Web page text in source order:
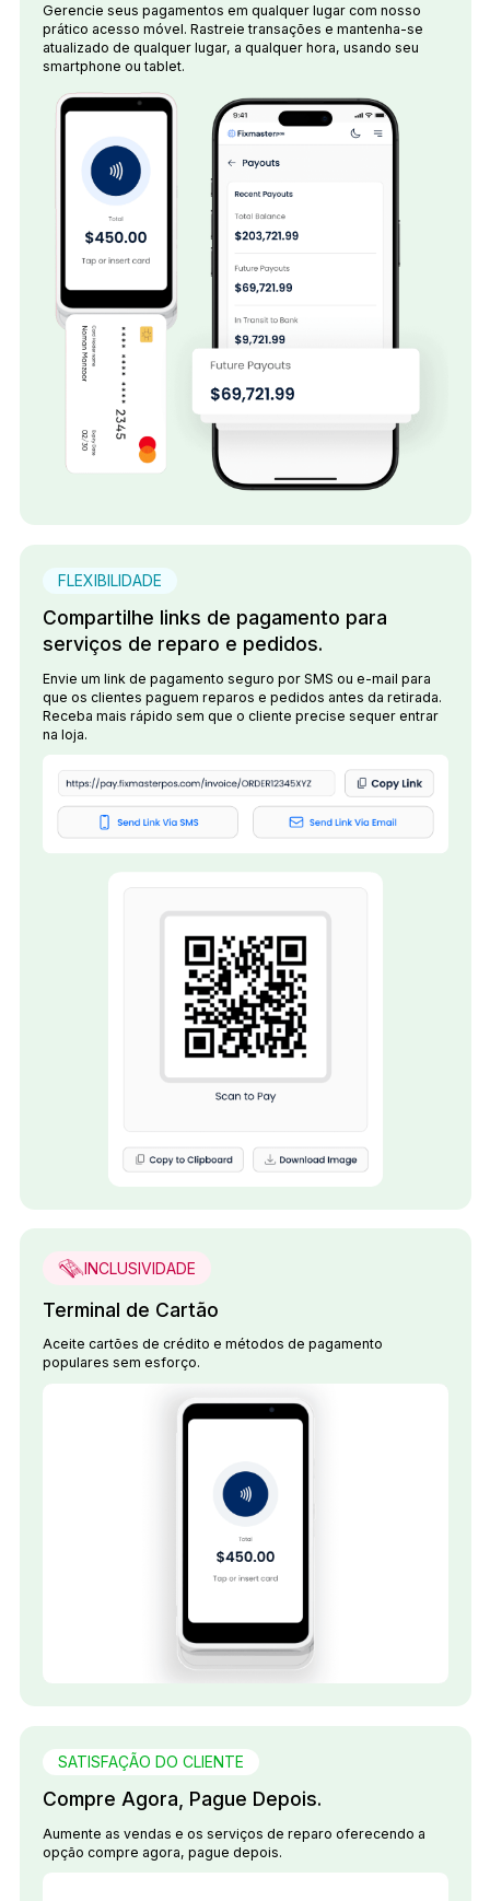
Gerencie seus pagamentos em qualquer lugar com nosso
prático acesso móvel. Rastreie transações e mantenha-se
atualizado de qualquer lugar, a qualquer hora, usando seu
smartphone ou tablet.
FLEXIBILIDADE
Compartilhe links de pagamento para
serviços de reparo e pedidos.
Envie um link de pagamento seguro por SMS ou e-mail para
que os clientes paguem reparos e pedidos antes da retirada.
Receba mais rápido sem que o cliente precise sequer entrar
na loja.
INCLUSIVIDADE
Terminal de Cartão
Aceite cartões de crédito e métodos de pagamento
populares sem esforço.
SATISFAÇÃO DO CLIENTE
Compre Agora, Pague Depois.
Aumente as vendas e os serviços de reparo oferecendo a
opção compre agora, pague depois.